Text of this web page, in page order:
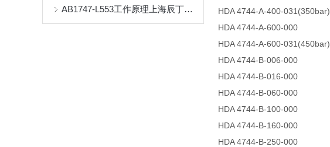
AB1747-L553工作原理上海辰丁销售
HDA 4744-A-400-031(350bar)
HDA 4744-A-600-000
HDA 4744-A-600-031(450bar)
HDA 4744-B-006-000
HDA 4744-B-016-000
HDA 4744-B-060-000
HDA 4744-B-100-000
HDA 4744-B-160-000
HDA 4744-B-250-000